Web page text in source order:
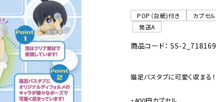
POP（台紙)付き
カプセ
発送A
商品コード： SS-2_718169
猫足バスタブに可愛く収まる